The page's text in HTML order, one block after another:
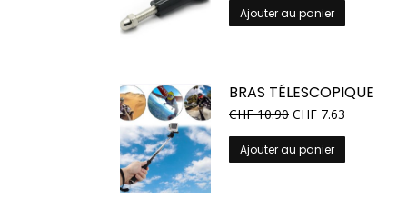
Ajouter au panier
BRAS TÉLESCOPIQUE
CHF10.90 CHF 7.63
Ajouter au panier